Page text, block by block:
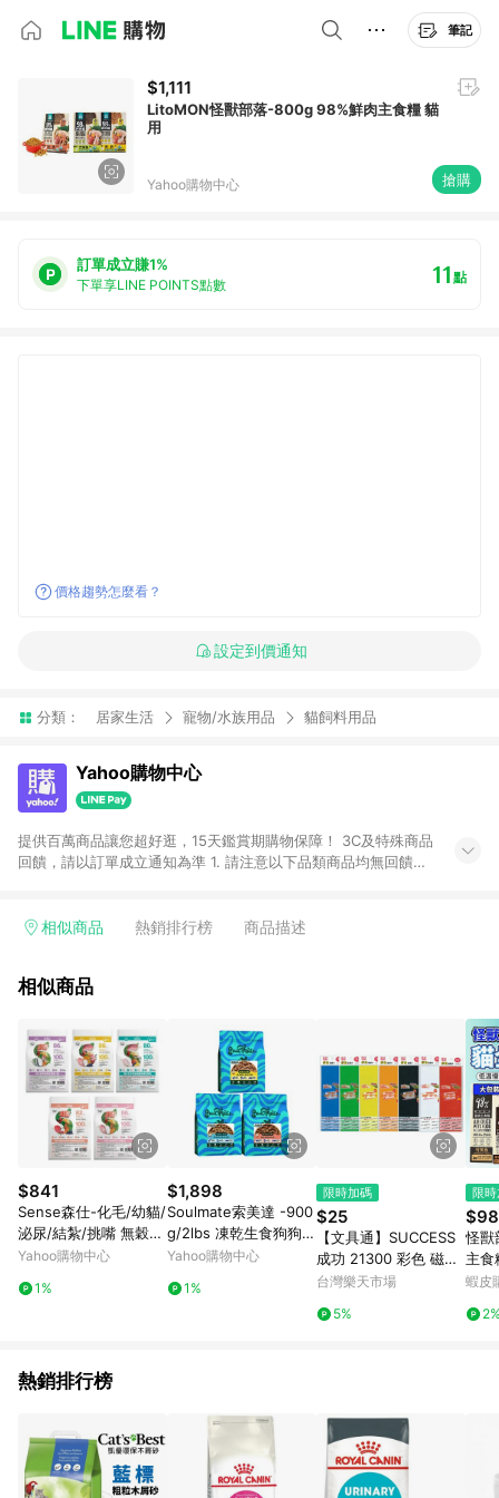
筆記
$1,111
LitoMON怪獸部落-800g 98%鮮肉主食糧 貓
用
Yahoo購物中心 搶購
訂單成立賺1%
下單享LINE POINTS點數 11點
價格趨勢怎麼看？
設定到價通知
分類： 居家生活 寵物/水族用品 貓飼料用品
Yahoo購物中心
提供百萬商品讓您超好逛，15天鑑賞期購物保障！ 3C及特殊商品
回饋，請以訂單成立通知為準 1. 請注意以下品類商品均無回饋：
電玩/遊戲/相機/單眼/鏡頭/拍立得 [2024/6/1起適用] -內接硬
的購回饋活動享Yahoo超贈點回饋者 - 購物中心商店之商品：商
3. 訂單回饋金額將扣除運費/購物金/超贈點/福利金/紅利折抵/折
價券等虛擬貨幣折抵 4. 大宗採購或批發轉賣不具回饋資格： 如
有相關事證認定您為大宗採購、批發轉賣而非最終消費使用者，
相關認定以Yahoo購物中心之認定為準
相似商品 熱銷排行榜 商品描述
相似商品
$841
Sense森仕-化毛/幼貓/
泌尿/結紮/挑嘴 無穀貓
糧系列1.5kg(貓飼料|貓
Yahoo購物中心
1%
$1,898
Soulmate索美達 -900
g/2lbs 凍乾生食狗狗餐
系列
Yahoo購物中心
1%
限時加碼
$25
【文具通】SUCCESS
成功 21300 彩色 磁性
膠片 磁片10x30cm 黑
圖形文字標誌等，幼兒
台灣樂天市場
5%
限
怪獸
主食
鮮肉
毛大
蝦皮
熱銷排行榜